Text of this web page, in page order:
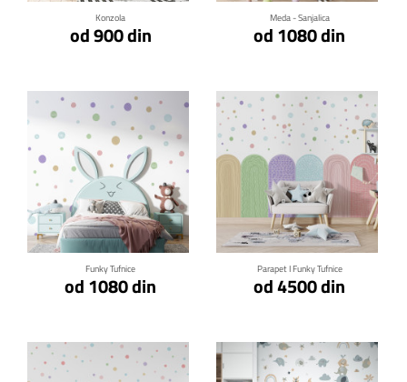
Konzola
od 900 din
Meda - Sanjalica
od 1080 din
Funky Tufnice
od 1080 din
Klikni za detalje
Parapet I Funky Tufnice
od 4500 din
Klikni za detalje